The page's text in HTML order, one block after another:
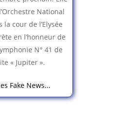
National
la cour de l’Elysée
en l’honneur de
N° 41 de
« Jupiter ».
Fake News...